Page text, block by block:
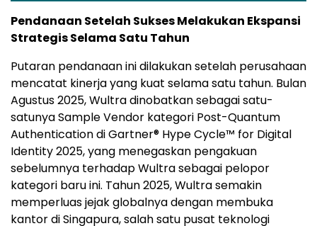
Pendanaan Setelah Sukses Melakukan Ekspansi
Strategis Selama Satu Tahun
Putaran pendanaan ini dilakukan setelah perusahaan
mencatat kinerja yang kuat selama satu tahun. Bulan
Agustus 2025, Wultra dinobatkan sebagai satu-
satunya Sample Vendor kategori Post-Quantum
Authentication di Gartner® Hype Cycle™ for Digital
Identity 2025, yang menegaskan pengakuan
sebelumnya terhadap Wultra sebagai pelopor
kategori baru ini. Tahun 2025, Wultra semakin
memperluas jejak globalnya dengan membuka
kantor di Singapura, salah satu pusat teknologi